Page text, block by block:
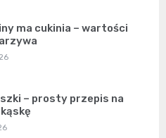
ma cukinia – wartości
– prosty przepis na